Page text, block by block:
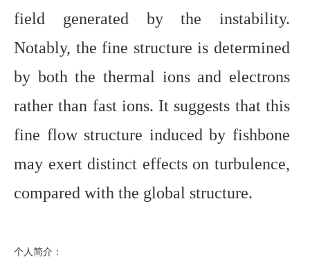
field generated by the instability.
Notably, the fine structure is determined
by both the thermal ions and electrons
rather than fast ions. It suggests that this
fine flow structure induced by fishbone
may exert distinct effects on turbulence,
compared with the global structure.
个人简介：